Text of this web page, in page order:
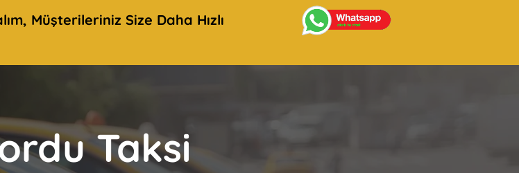
Müşterileriniz Size Daha Hızlı
Taksi